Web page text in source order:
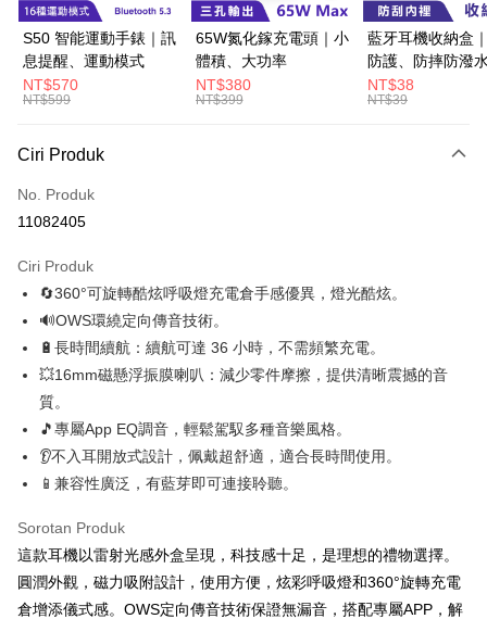
Google Pay
Pemindahan ATM
全家取貨付款
NT$60/pesanan | Penghantaran percuma untuk pesanan
NT$499 atau lebih
NT$60/pesanan | Penghantaran percuma untuk pesanan
NT$499 atau lebih
萊爾富取貨付款
NT$60/pesanan | Penghantaran percuma untuk pesanan
NT$598 atau lebih
付款後萊爾富取貨
NT$60/pesanan | Penghantaran percuma untuk pesanan
7-11取貨付款
NT$60/pesanan | Penghantaran percuma untuk pesanan
NT$598 atau lebih
S50 智能運動手錶｜訊
息提醒、運動模式
NT$570
NT$599
65W氮化鎵充電頭｜小
體積、大功率
NT$380
NT$399
藍牙耳機收納盒
防護、防摔防潑
NT$38
NT$39
Ciri Produk
No. Produk
11082405
Ciri Produk
🔄360°可旋轉酷炫呼吸燈充電倉手感優異，燈光酷炫。
🔊OWS環繞定向傳音技術。
🔋長時間續航：續航可達 36 小時，不需頻繁充電。
💥16mm磁懸浮振膜喇叭：減少零件摩擦，提供清晰震撼的音
質。
🎵專屬App EQ調音，輕鬆駕馭多種音樂風格。
👂不入耳開放式設計，佩戴超舒適，適合長時間使用。
📱兼容性廣泛，有藍芽即可連接聆聽。
Sorotan Produk
這款耳機以雷射光感外盒呈現，科技感十足，是理想的禮物選擇。
圓潤外觀，磁力吸附設計，使用方便，炫彩呼吸燈和360°旋轉充電
倉增添儀式感。OWS定向傳音技術保證無漏音，搭配專屬APP，解